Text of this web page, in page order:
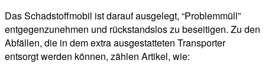
Das Schadstoffmobil ist darauf ausgelegt, “Problemmüll”
entgegenzunehmen und rückstandslos zu beseitigen. Zu den
Abfällen, die in dem extra ausgestatteten Transporter
entsorgt werden können, zählen Artikel, wie: